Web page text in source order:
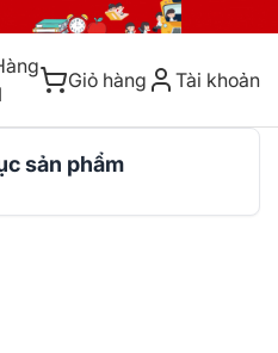
Giỏ hàng Tài khoản
sản phẩm